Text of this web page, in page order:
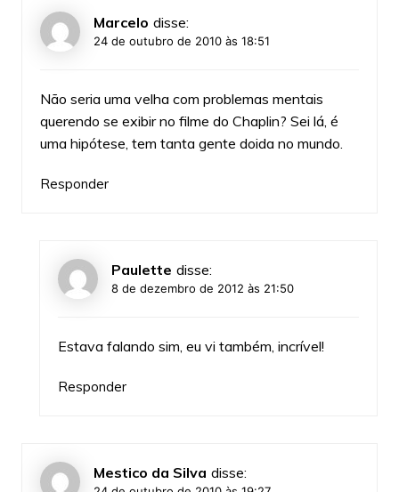
Marcelo disse:
24 de outubro de 2010 às 18:51
Não seria uma velha com problemas mentais
querendo se exibir no filme do Chaplin? Sei lá, é
uma hipótese, tem tanta gente doida no mundo.
Responder
Paulette disse:
8 de dezembro de 2012 às 21:50
Estava falando sim, eu vi também, incrível!
Responder
Mestico da Silva disse: